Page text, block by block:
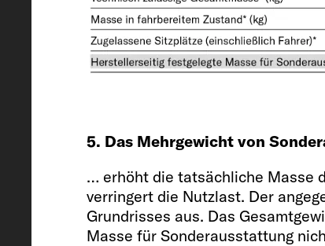
5. Das Mehrgewicht von
… erhöht die tatsächliche Masse
verringert die Nutzlast. Der
Grundrisses aus. Das
Masse für Sonderausstattung
Masse in fahrbereitem
2851 (2708 bis 2994)*
Sonderausstattung* (kg)